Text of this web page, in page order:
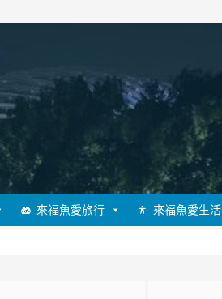
來福魚愛旅行 來福魚愛生活